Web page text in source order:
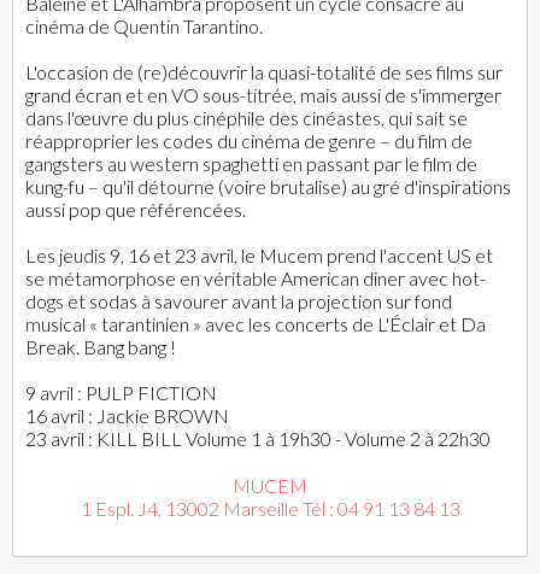
cinéma de Quentin Tarantino.
L'occasion de (re)découvrir la quasi-totalité de ses films sur
grand écran et en VO sous-titrée, mais aussi de s'immerger
dans l'œuvre du plus cinéphile des cinéastes, qui sait se
réapproprier les codes du cinéma de genre – du film de
gangsters au western spaghetti en passant par le film de
kung-fu – qu'il détourne (voire brutalise) au gré d'inspirations
aussi pop que référencées.
Les jeudis 9, 16 et 23 avril, le Mucem prend l'accent US et
se métamorphose en véritable American diner avec hot-
dogs et sodas à savourer avant la projection sur fond
musical « tarantinien » avec les concerts de L'Éclair et Da
Break. Bang bang !
9 avril : PULP FICTION
16 avril : Jackie BROWN
23 avril : KILL BILL Volume 1 à 19h30 - Volume 2 à 22h30
MUCEM
1 Espl. J4, 13002 Marseille Tél : 04 91 13 84 13